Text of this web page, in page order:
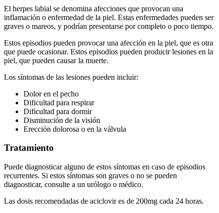
El herpes labial se denomina afecciones que provocan una
inflamación o enfermedad de la piel. Estas enfermedades pueden ser
graves o mareos, y podrían presentarse por completo o poco tiempo.
Estos episodios pueden provocar una afección en la piel, que es otra
que puede ocasionar. Estos episodios pueden producir lesiones en la
piel, que pueden causar la muerte.
Los síntomas de las lesiones pueden incluir:
Dolor en el pecho
Dificultad para respirar
Dificultad para dormir
Disminución de la visión
Erección dolorosa o en la válvula
Tratamiento
Puede diagnosticar alguno de estos síntomas en caso de episodios
recurrentes. Si estos síntomas son graves o no se pueden
diagnosticar, consulte a un urólogo o médico.
Las dosis recomendadas de aciclovir es de 200mg cada 24 horas.